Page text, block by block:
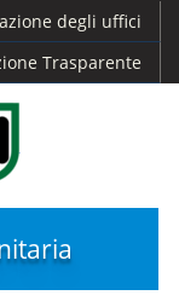
degli uffici
Trasparente